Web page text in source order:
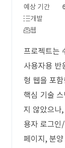
예상 기간
개발
웹
프로젝트는
사용자용 반
형 웹을 포
핵심 기술
지 않았으나
용자 로그인
페이지, 분